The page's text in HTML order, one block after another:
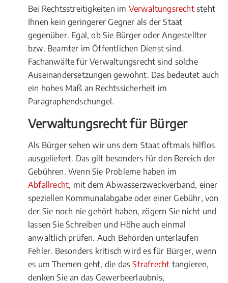
Bei Rechtsstreitigkeiten im Verwaltungsrechtsteht
Ihnen kein geringerer Gegner als der Staat
gegenüber. Egal, ob Sie Bürger oder Angestellter
bzw. Beamter im Öffentlichen Dienst sind.
Fachanwälte für Verwaltungsrecht sind solche
Auseinandersetzungen gewöhnt. Das bedeutet auch
ein hohes Maß an Rechtssicherheit im
Paragraphendschungel.
Verwaltungsrecht für Bürger
Als Bürger sehen wir uns dem Staat oftmals hilflos
ausgeliefert. Das gilt besonders für den Bereich der
Gebühren. Wenn Sie Probleme haben im
Abfallrecht, mit dem Abwasserzweckverband, einer
speziellen Kommunalabgabe oder einer Gebühr, von
der Sie noch nie gehört haben, zögern Sie nicht und
lassen Sie Schreiben und Höhe auch einmal
anwaltlich prüfen. Auch Behörden unterlaufen
Fehler. Besonders kritisch wird es für Bürger, wenn
es um Themen geht, die dasStrafrecht tangieren,
denken Sie an das Gewerbeerlaubnis,